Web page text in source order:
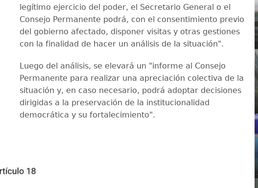
legítimo ejercicio del poder, el Secretario General o el
Consejo Permanente podrá, con el consentimiento previo
del gobierno afectado, disponer visitas y otras gestiones
con la finalidad de hacer un análisis de la situación".
Luego del análisis, se elevará un "informe al Consejo
Permanente para realizar una apreciación colectiva de la
situación y, en caso necesario, podrá adoptar decisiones
dirigidas a la preservación de la institucionalidad
democrática y su fortalecimiento".